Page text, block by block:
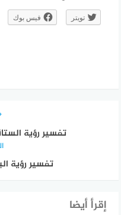
تويتر فيس بوك
تفسير رؤية
تفسير رؤية
إقرأ أيضا